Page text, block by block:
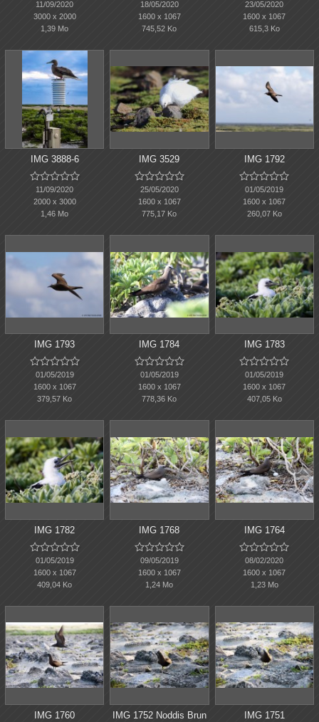
11/09/2020
3000 x 2000
1,39 Mo
18/05/2020
1600 x 1067
745,52 Ko
23/05/2020
1600 x 1067
615,3 Ko
IMG 3888-6

11/09/2020
2000 x 3000
1,46 Mo
IMG 3529

25/05/2020
1600 x 1067
775,17 Ko
IMG 1792

01/05/2019
1600 x 1067
260,07 Ko
IMG 1793

01/05/2019
1600 x 1067
379,57 Ko
IMG 1784

01/05/2019
1600 x 1067
778,36 Ko
IMG 1783

01/05/2019
1600 x 1067
407,05 Ko
IMG 1782

01/05/2019
1600 x 1067
409,04 Ko
IMG 1768

09/05/2019
1600 x 1067
1,24 Mo
IMG 1764

08/02/2020
1600 x 1067
1,23 Mo
IMG 1760 IMG 1752 Noddis Brun IMG 1751